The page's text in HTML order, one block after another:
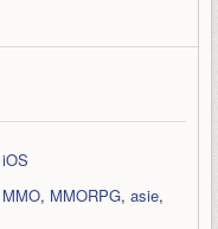
iOS
MMO, MMORPG, asie,